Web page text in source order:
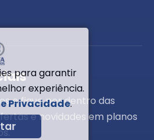
e fique por dentro das
e novidades em planos
para garantir
experiência.
Privacidade.